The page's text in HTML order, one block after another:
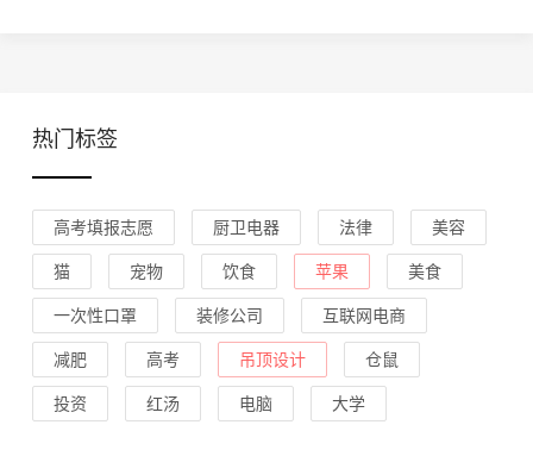
热门标签
高考填报志愿 厨卫电器 法律 美容
猫 宠物 饮食 苹果 美食
一次性口罩 装修公司 互联网电商
减肥 高考 吊顶设计 仓鼠
投资 红汤 电脑 大学